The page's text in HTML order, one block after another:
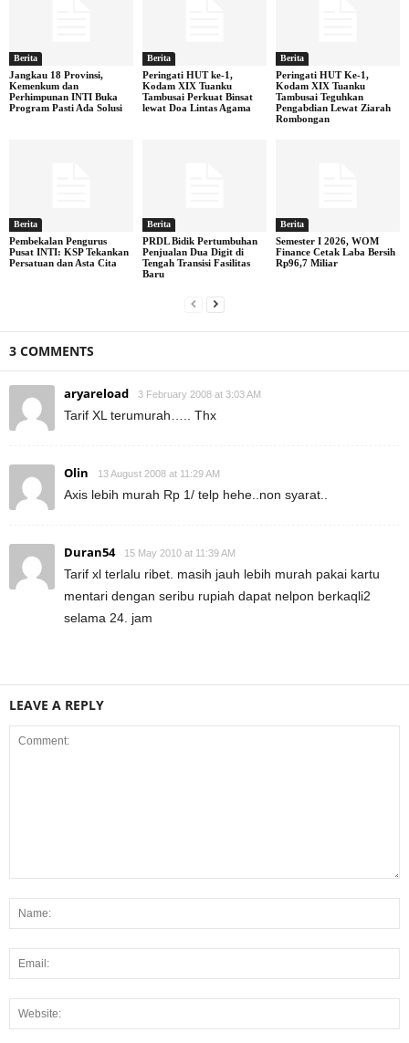
Berita
Jangkau 18 Provinsi,
Kemenkum dan
Perhimpunan INTI Buka
Program Pasti Ada Solusi
Berita
Peringati HUT ke-1,
Kodam XIX Tuanku
Tambusai Perkuat Binsat
lewat Doa Lintas Agama
Berita
Peringati HUT Ke-1,
Kodam XIX Tuanku
Tambusai Teguhkan
Pengabdian Lewat Ziarah
Rombongan
Berita
Pembekalan Pengurus
Pusat INTI: KSP Tekankan
Persatuan dan Asta Cita
Berita
PRDL Bidik Pertumbuhan
Penjualan Dua Digit di
Tengah Transisi Fasilitas
Baru
Berita
Semester I 2026, WOM
Finance Cetak Laba Bersih
Rp96,7 Miliar
3 COMMENTS
aryareload 3 February 2008 at 3:03 AM
Tarif XL terumurah….. Thx
Olin 13 August 2008 at 11:29 AM
Axis lebih murah Rp 1/ telp hehe..non syarat..
Duran54 15 May 2010 at 11:39 AM
Tarif xl terlalu ribet. masih jauh lebih murah pakai kartu
mentari dengan seribu rupiah dapat nelpon berkaqli2
selama 24. jam
LEAVE A REPLY